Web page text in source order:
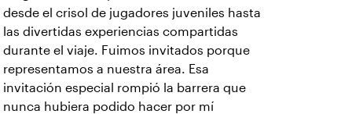
desde el crisol de jugadores juveniles hasta
las divertidas experiencias compartidas
durante el viaje. Fuimos invitados porque
representamos a nuestra área. Esa
invitación especial rompió la barrera que
nunca hubiera podido hacer por mí